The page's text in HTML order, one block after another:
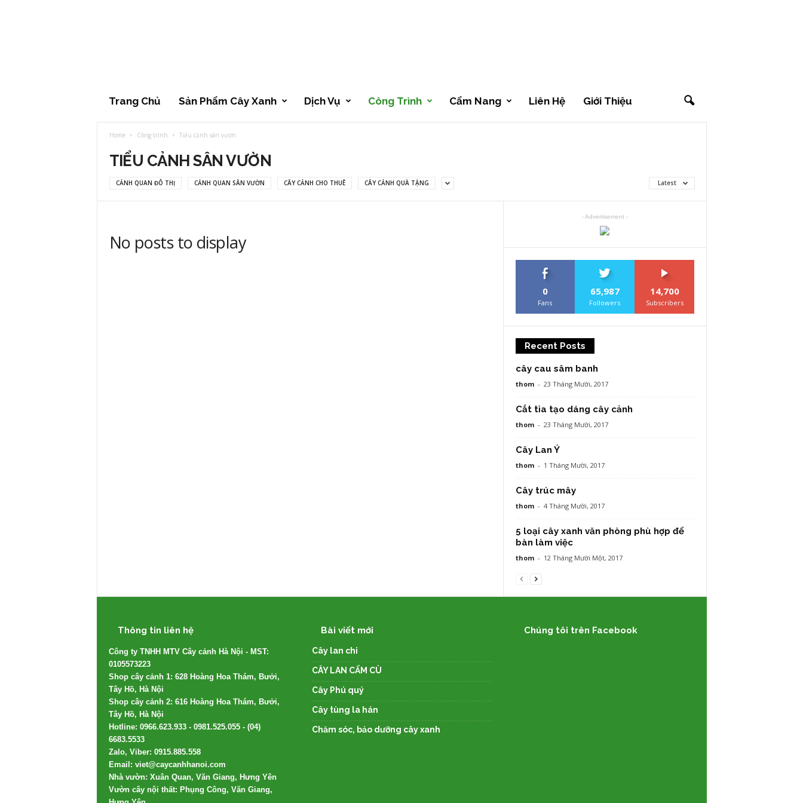
Trang Chủ Sản Phẩm Cây Xanh Dịch Vụ Công Trình Cẩm Nang Liên Hệ Giới Thiệu
Home Công trình Tiểu cảnh sân vườn
TIỂU CẢNH SÂN VƯỜN
CẢNH QUAN ĐÔ THỊ CẢNH QUAN SÂN VƯỜN CÂY CẢNH CHO THUÊ CÂY CẢNH QUÀ TẶNG Latest
No posts to display
- Advertisement -
0
Fans
65,987
Followers
14,700
Subscribers
Recent Posts
cây cau sâm banh
thom - 23 Tháng Mười, 2017
Cắt tỉa tạo dáng cây cảnh
thom - 23 Tháng Mười, 2017
Cây Lan Ý
thom - 1 Tháng Mười, 2017
Cây trúc mây
thom - 4 Tháng Mười, 2017
5 loại cây xanh văn phòng phù hợp để
bàn làm việc
thom - 12 Tháng Mười Một, 2017
Thông tin liên hệ
Công ty TNHH MTV Cây cảnh Hà Nội - MST:
0105573223
Shop cây cảnh 1: 628 Hoàng Hoa Thám, Bưởi,
Tây Hồ, Hà Nội
Shop cây cảnh 2: 616 Hoàng Hoa Thám, Bưởi,
Tây Hồ, Hà Nội
Hotline: 0966.623.933 - 0981.525.055 - (04)
6683.5533
Zalo, Viber: 0915.885.558
Email: viet@caycanhhanoi.com
Nhà vườn: Xuân Quan, Văn Giang, Hưng Yên
Vườn cây nội thất: Phụng Công, Văn Giang,
Bài viết mới
Cây lan chi
CÂY LAN CẨM CÙ
Cây Phú quý
Cây tùng la hán
Chăm sóc, bảo dưỡng cây xanh
Chúng tôi trên Facebook